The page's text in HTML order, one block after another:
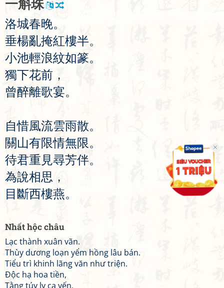
一斛珠
洛城春晚。
垂楊亂掩紅樓半。
小池輕浪紋如篆。
獨下花前 ，
曾醉離歌宴。
自惜風流雲雨散。
關山有限情無限。
待君重 見尋芳伴。
為說相思 ，
目 斷西樓燕。
Nhất hộc châu
Lạc thành xuân vãn.
Thùy dương loạn yểm hồng lâu bán.
Tiểu trì khinh lãng văn như triện.
Độc hạ hoa tiền,
Tằng túy ly ca yến.